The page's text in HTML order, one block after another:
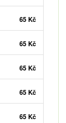
65 Kč
65 Kč
65 Kč
65 Kč
65 Kč